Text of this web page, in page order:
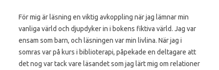
För mig är läsning en viktig avkoppling när jag lämnar min
vanliga värld och djupdyker in i bokens fiktiva värld. Jag var
ensam som barn, och läsningen var min livlina. När jag i
somras var på kurs i biblioterapi, påpekade en deltagare att
det nog var tack vare läsandet som jag lärt mig om relationer